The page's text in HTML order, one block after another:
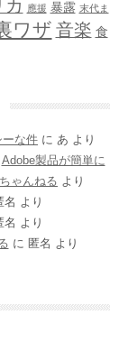
應援 暴露 末代ま
ワザ 音楽 食
ーな件 に あ より
Adobe製品が簡単に
ゃんねる より
名 より
名 より
に 匿名 より